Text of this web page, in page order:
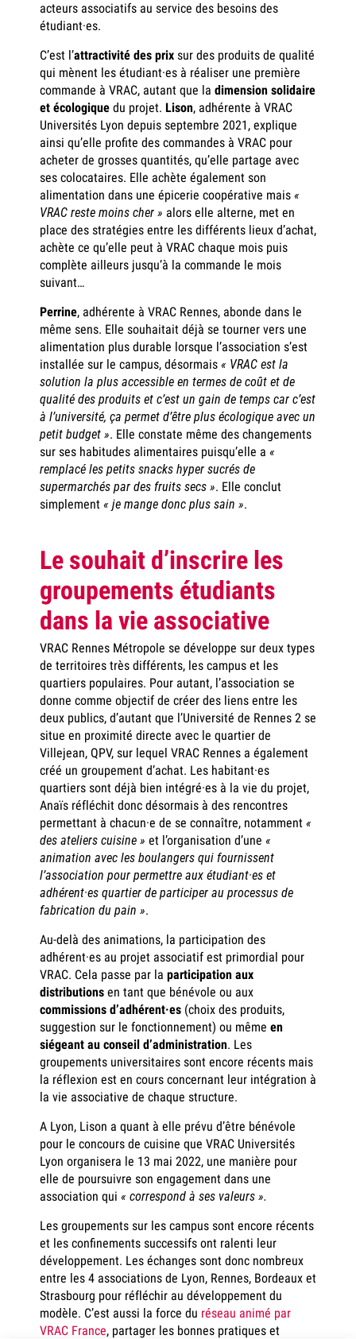
acteurs associatifs au service des besoins des
étudiant·es.
C’est l’attractivité des prix sur des produits de qualité
qui mènent les étudiant·es à réaliser une première
commande à VRAC, autant que la dimension solidaire
et écologique du projet. Lison, adhérente à VRAC
Universités Lyon depuis septembre 2021, explique
ainsi qu’elle profite des commandes à VRAC pour
acheter de grosses quantités, qu’elle partage avec
ses colocataires. Elle achète également son
alimentation dans une épicerie coopérative mais «
VRAC reste moins cher » alors elle alterne, met en
place des stratégies entre les différents lieux d’achat,
achète ce qu’elle peut à VRAC chaque mois puis
complète ailleurs jusqu’à la commande le mois
suivant…
Perrine, adhérente à VRAC Rennes, abonde dans le
même sens. Elle souhaitait déjà se tourner vers une
alimentation plus durable lorsque l’association s’est
installée sur le campus, désormais « VRAC est la
solution la plus accessible en termes de coût et de
qualité des produits et c’est un gain de temps car c’est
à l’université, ça permet d’être plus écologique avec un
petit budget ». Elle constate même des changements
sur ses habitudes alimentaires puisqu’elle a «
remplacé les petits snacks hyper sucrés de
supermarchés par des fruits secs ». Elle conclut
simplement « je mange donc plus sain ».
Le souhait d’inscrire les
groupements étudiants
dans la vie associative
VRAC Rennes Métropole se développe sur deux types
de territoires très différents, les campus et les
quartiers populaires. Pour autant, l’association se
donne comme objectif de créer des liens entre les
deux publics, d’autant que l’Université de Rennes 2 se
situe en proximité directe avec le quartier de
Villejean, QPV, sur lequel VRAC Rennes a également
créé un groupement d’achat. Les habitant·es
quartiers sont déjà bien intégré·es à la vie du projet,
Anaïs réfléchit donc désormais à des rencontres
permettant à chacun·e de se connaître, notamment «
des ateliers cuisine » et l’organisation d’une «
animation avec les boulangers qui fournissent
l’association pour permettre aux étudiant·es et
adhérent·es quartier de participer au processus de
fabrication du pain ».
Au-delà des animations, la participation des
adhérent·es au projet associatif est primordial pour
VRAC. Cela passe par la participation aux
distributions en tant que bénévole ou aux
commissions d’adhérent·es (choix des produits,
suggestion sur le fonctionnement) ou même en
siégeant au conseil d’administration. Les
groupements universitaires sont encore récents mais
la réflexion est en cours concernant leur intégration à
la vie associative de chaque structure.
A Lyon, Lison a quant à elle prévu d’être bénévole
pour le concours de cuisine que VRAC Universités
Lyon organisera le 13 mai 2022, une manière pour
elle de poursuivre son engagement dans une
association qui « correspond à ses valeurs ».
Les groupements sur les campus sont encore récents
et les confinements successifs ont ralenti leur
développement. Les échanges sont donc nombreux
entre les 4 associations de Lyon, Rennes, Bordeaux et
Strasbourg pour réfléchir au développement du
modèle. C’est aussi la force du réseau animé par
VRAC France, partager les bonnes pratiques et